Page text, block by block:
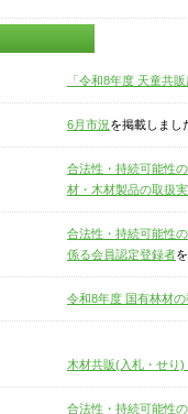
「令和8年度 天童共
6月市況 を掲載しまし
合法性・持続可能性
材・木材製品の取扱
合法性・持続可能性
係る会員認定登録者
令和8年度 国有林材
木材共販(入札・せり
合法性・持続可能性